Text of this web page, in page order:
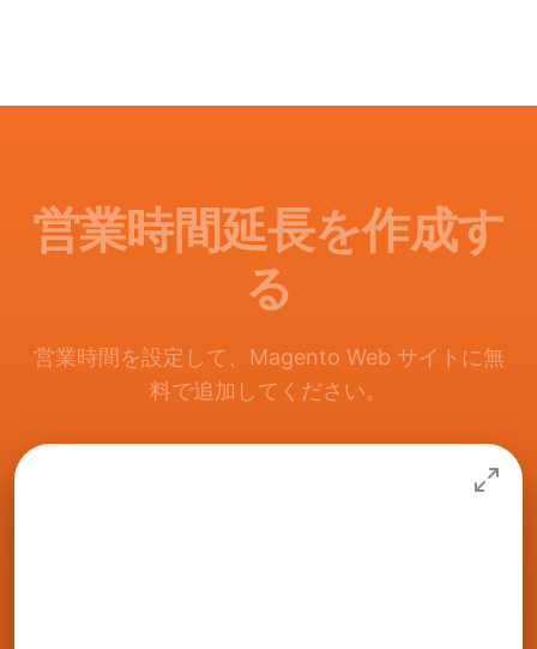
営業時間延長を作成す
る
営業時間を設定して、Magento Web サイトに無
料で追加してください。